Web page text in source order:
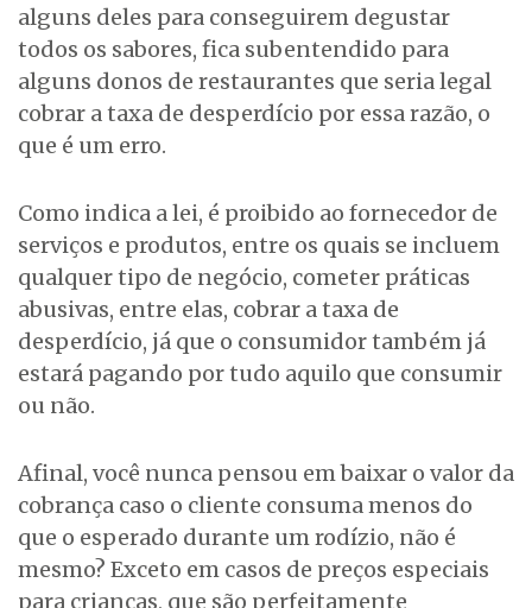
alguns deles para conseguirem degustar
todos os sabores, fica subentendido para
alguns donos de restaurantes que seria legal
cobrar a taxa de desperdício por essa razão, o
que é um erro.
Como indica a lei, é proibido ao fornecedor de
serviços e produtos, entre os quais se incluem
qualquer tipo de negócio, cometer práticas
abusivas, entre elas, cobrar a taxa de
desperdício, já que o consumidor também já
estará pagando por tudo aquilo que consumir
ou não.
Afinal, você nunca pensou em baixar o valor da
cobrança caso o cliente consuma menos do
que o esperado durante um rodízio, não é
mesmo? Exceto em casos de preços especiais
para crianças, que são perfeitamente